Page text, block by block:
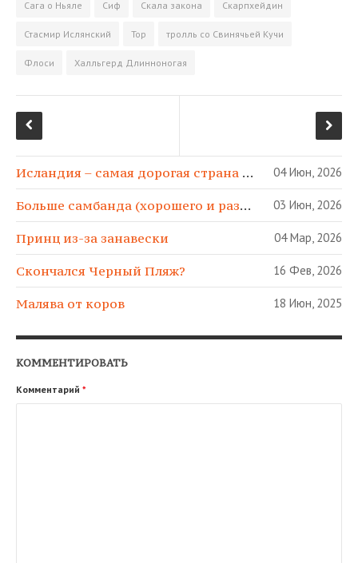
Сага о Ньяле Сиф Скала закона Скарпхейдин
Стасмир Ислянский Тор тролль со Свинячьей Кучи
Флоси Халльгерд Длинноногая
Исландия – самая дорогая страна в МИРЕ! 04 Июн, 2026
Больше самбанда (хорошего и разного)! 03 Июн, 2026
Принц из-за занавески 04 Мар, 2026
Скончался Черный Пляж? 16 Фев, 2026
Малява от коров 18 Июн, 2025
КОММЕНТИРОВАТЬ
Комментарий *